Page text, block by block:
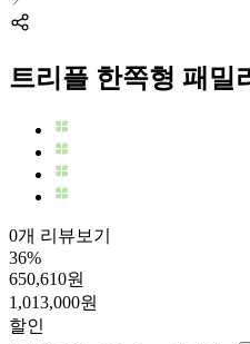
트리플 한쪽형 패밀
0개 리뷰보기
36%
650,610원
1,013,000원
할인